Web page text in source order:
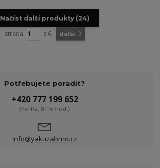
Načíst další produkty (24)
strana z 6 další
Potřebujete poradit?
+420 777 199 652
(Po-Pá, 8-16 hod.)
info@yakuzabrno.cz